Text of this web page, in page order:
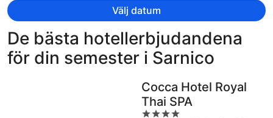
687 kr
per
person
Välj datum
De bästa hotellerbjudandena
för din semester i Sarnico
Cocca Hotel Royal
Thai SPA
4